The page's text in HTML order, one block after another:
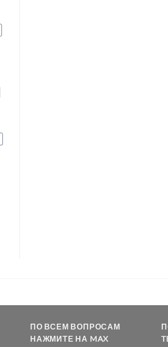
ПО ВСЕМ ВОПРОСАМ
НАЖМИТЕ НА MAX